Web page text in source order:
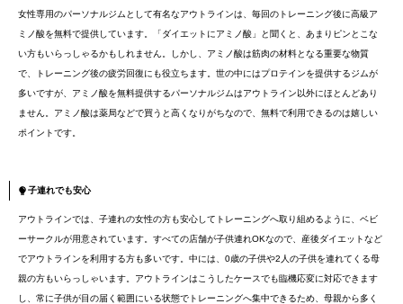
女性専用のパーソナルジムとして有名なアウトラインは、毎回のトレーニング後に高級ア
ミノ酸を無料で提供しています。「ダイエットにアミノ酸」と聞くと、あまりピンとこな
い方もいらっしゃるかもしれません。しかし、アミノ酸は筋肉の材料となる重要な物質
で、トレーニング後の疲労回復にも役立ちます。世の中にはプロテインを提供するジムが
多いですが、アミノ酸を無料提供するパーソナルジムはアウトライン以外にほとんどあり
ません。アミノ酸は薬局などで買うと高くなりがちなので、無料で利用できるのは嬉しい
ポイントです。
子連れでも安心
アウトラインでは、子連れの女性の方も安心してトレーニングへ取り組めるように、ベビ
ーサークルが用意されています。すべての店舗が子供連れOKなので、産後ダイエットなど
でアウトラインを利用する方も多いです。中には、0歳の子供や2人の子供を連れてくる母
親の方もいらっしゃいます。アウトラインはこうしたケースでも臨機応変に対応できます
し、常に子供が目の届く範囲にいる状態でトレーニングへ集中できるため、母親から多く